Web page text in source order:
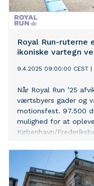
Royal Run-ruterne
ikoniske vartegn
9.4.2025 09:00:00 CEST
Når Royal Run ’25
værtsbyers gader og
motionsfest. 97.500
mulighed for at
København/